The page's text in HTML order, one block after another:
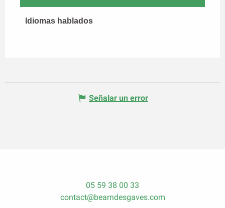
Idiomas hablados
Idiomas hablados
Señalar un error
05 59 38 00 33
contact@bearndesgaves.com